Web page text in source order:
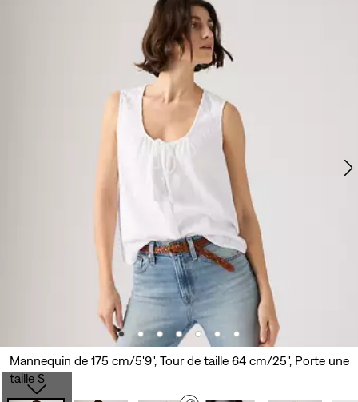
Mannequin de 175 cm/5'9", Tour de taille 64 cm/25", Porte une
taille S